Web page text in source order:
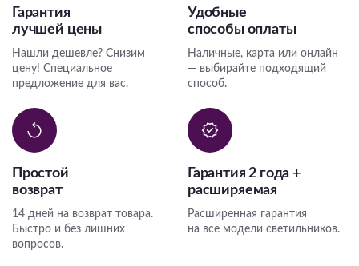
Гарантия
лучшей цены
Нашли дешевле? Снизим
цену! Специальное
предложение для вас.
Удобные
способы оплаты
Наличные, карта или онлайн
— выбирайте подходящий
способ.
Простой
возврат
14 дней на возврат товара.
Быстро и без лишних
вопросов.
Гарантия 2 года +
расширяемая
Расширенная гарантия
на все модели светильников.